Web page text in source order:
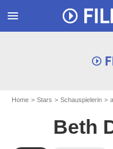
menu
Home Stars Schauspielerin
Beth